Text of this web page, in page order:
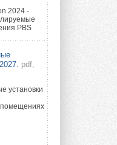
2024 -
PBS
pdf,
установки